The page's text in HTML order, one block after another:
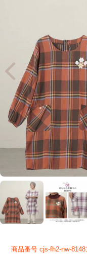
商品番号 cjs-fh2-nw-